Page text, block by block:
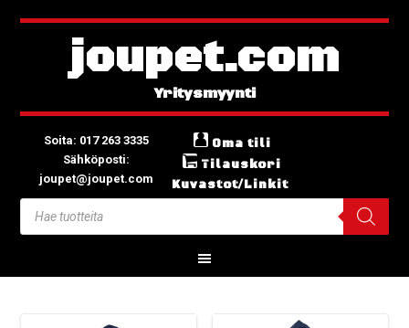
joupet.com
Soita: 017 263 3335
Sähköposti:
joupet@joupet.com
Oma tili
Tilauskori
Kuvastot/Linkit